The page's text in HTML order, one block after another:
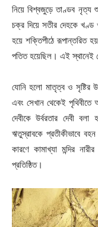
নিয়ে বিশ্বজুড়ে তাণ্ডব নৃত্য
চক্র দিয়ে সতীর দেহকে
হয়ে শক্তিপীঠে রূপান্তরিত
পতিত হয়েছিল। এই স্থানেই
যোনি হলো মাতৃত্ব ও সৃষ্টির
এবং সেখান থেকেই
দেবীকে উর্বরতার দেবী
ঋতুস্রাবকে প্রতীকীভাবে
কারণে কামাখ্যা মন্দির
প্রতিষ্ঠিত।